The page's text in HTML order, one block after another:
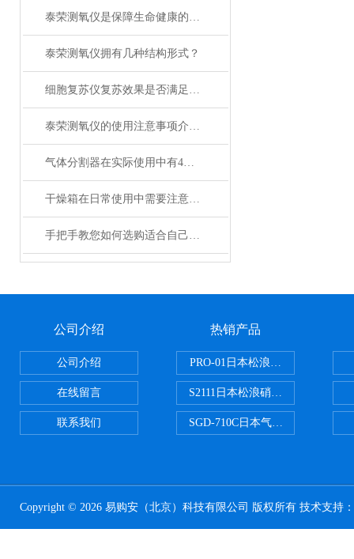
泰荣测氧仪是保障生命健康的重要工具
泰荣测氧仪拥有几种结构形式？
细胞复苏仪复苏效果是否满足您的实际要求？
泰荣测氧仪的使用注意事项介绍及操作规程
气体分割器在实际使用中有4大特性
干燥箱在日常使用中需要注意哪些事项？
手把手教您如何选购适合自己的日本加热板？
公司介绍
公司介绍
在线留言
联系我们
热销产品
PRO-01日本松浪硝子玻璃制品载
S2111日本松浪硝子载玻片
SGD-710C日本气体分割器
Copyright © 2026 易购安（北京）科技有限公司 版权所有 技术支持：